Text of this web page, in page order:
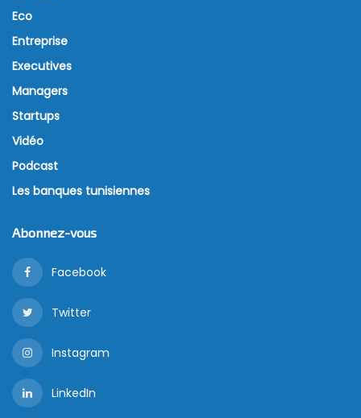
Eco
Entreprise
Executives
Managers
Startups
Vidéo
Podcast
Les banques tunisiennes
Abonnez-vous
Facebook
Twitter
Instagram
LinkedIn